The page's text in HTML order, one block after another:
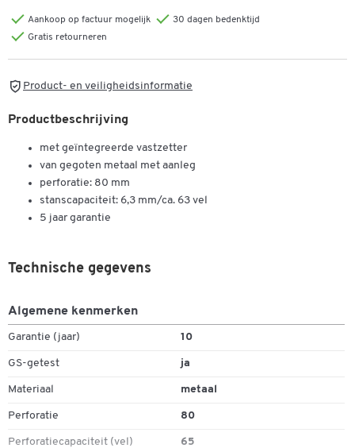
Aankoop op factuur mogelijk
30 dagen bedenktijd
Gratis retourneren
Product- en veiligheidsinformatie
Productbeschrijving
met geïntegreerde vastzetter
van gegoten metaal met aanleg
perforatie: 80 mm
stanscapaciteit: 6,3 mm/ca. 63 vel
5 jaar garantie
Technische gegevens
Algemene kenmerken
Garantie (jaar) 10
GS-getest ja
Materiaal metaal
Perforatie 80
Perforatiecapaciteit (vel) 65